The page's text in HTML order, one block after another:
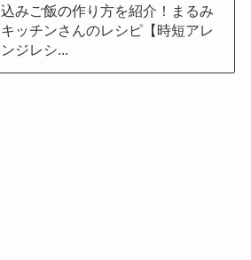
込みご飯の作り方を紹介！まるみ
キッチンさんのレシピ【時短アレ
ンジレシ...